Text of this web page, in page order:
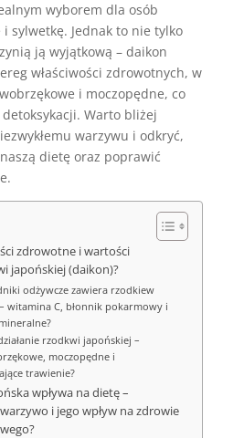
wyborem dla osób
sylwetkę. Jednak to nie tylko
ją wyjątkową – daikon
właściwości zdrowotnych, w
i moczopędne, co
Warto bliżej
warzywu i odkryć,
dietę oraz poprawić
zdrowotne i wartości
japońskiej (daikon)?
odżywcze zawiera rzodkiew
witamina C, błonnik pokarmowy i
rzodkwi japońskiej –
moczopędne i
trawienie?
wpływa na dietę –
i jego wpływ na zdrowie